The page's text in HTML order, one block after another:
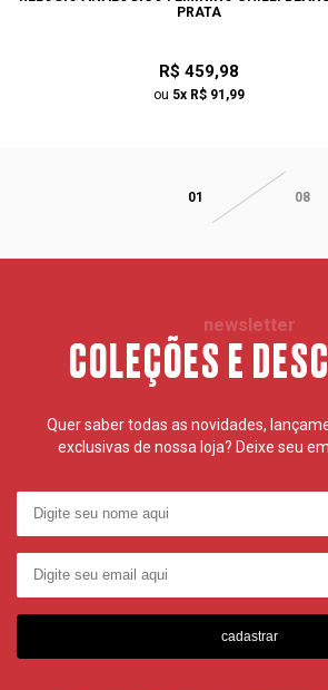
PRATA
R$ 459,98
ou 5x R$ 91,99
01 08
newsletter
COLEÇÕES E
Quer saber todas as novidades,
exclusivas de nossa loja? Deixe seu
cadastrar